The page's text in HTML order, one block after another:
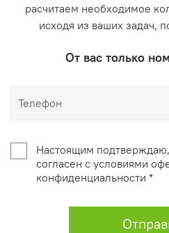
расчитаем необходимое
исходя из ваших задач,
От вас только
Настоящим
согласен с условиями
конфиденциальности *